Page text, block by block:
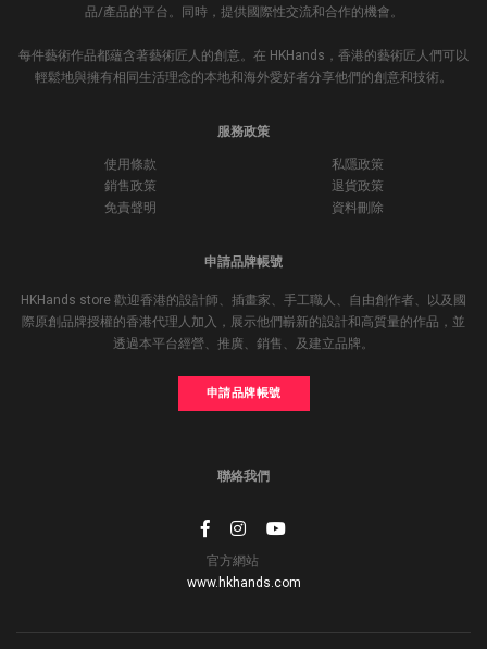
品/產品的平台。同時，提供國際性交流和合作的機會。
每件藝術作品都蘊含著藝術匠人的創意。在 HKHands，香港的藝術匠人們可以
輕鬆地與擁有相同生活理念的本地和海外愛好者分享他們的創意和技術。
服務政策
使用條款
私隱政策
銷售政策
退貨政策
免責聲明
資料刪除
申請品牌帳號
HKHands store 歡迎香港的設計師、插畫家、手工職人、自由創作者、以及國
際原創品牌授權的香港代理人加入，展示他們嶄新的設計和高質量的作品，並
透過本平台經營、推廣、銷售、及建立品牌。
申請品牌帳號
聯絡我們
官方網站
www.hkhands.com